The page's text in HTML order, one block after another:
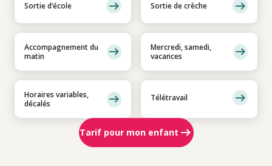
Sortie d’école Sortie de crèche
Accompagnement du
matin
Mercredi, samedi,
vacances
Horaires variables,
décalés
Télétravail
Tarif pour mon enfant